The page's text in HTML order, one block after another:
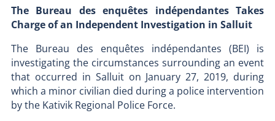
The Bureau des enquêtes indépendantes Takes
Charge of an Independent Investigation in Salluit
The Bureau des enquêtes indépendantes (BEI) is
investigating the circumstances surrounding an event
that occurred in Salluit on January 27, 2019, during
which a minor civilian died during a police intervention
by the Kativik Regional Police Force.